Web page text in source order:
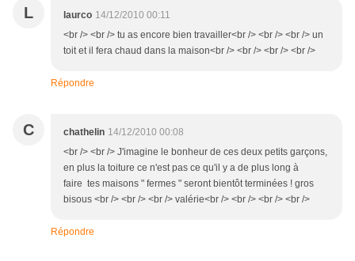
L laurco 14/12/2010 00:11
<br /> <br /> tu as encore bien travailler<br /> <br /> <br /> un
toit et il fera chaud dans la maison<br /> <br /> <br /> <br />
Répondre
C chathelin 14/12/2010 00:08
<br /> <br /> J'imagine le bonheur de ces deux petits garçons,
en plus la toiture ce n'est pas ce qu'il y a de plus long à
faire tes maisons " fermes " seront bientôt terminées ! gros
bisous <br /> <br /> <br /> valérie<br /> <br /> <br /> <br />
Répondre